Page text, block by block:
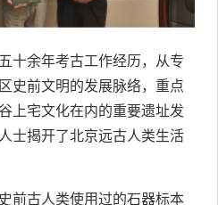
十余年考古工作经历，从专
史前文明的发展脉络，重点
上宅文化在内的重要遗址发
士揭开了北京远古人类生活
前古人类使用过的石器标本